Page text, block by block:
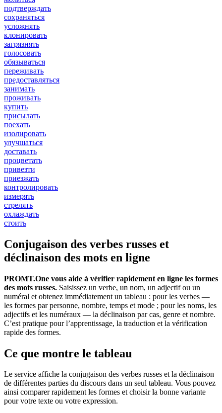
подтверждать
сохраняться
усложнять
клонировать
загрязнять
голосовать
обязываться
переживать
предоставляться
занимать
проживать
купить
присылать
поехать
изолировать
улучшаться
доставать
процветать
привезти
приезжать
контролировать
измерять
стрелять
охлаждать
стоить
Conjugaison des verbes russes et
déclinaison des mots en ligne
PROMT.One vous aide à vérifier rapidement en ligne les formes
des mots russes. Saisissez un verbe, un nom, un adjectif ou un
numéral et obtenez immédiatement un tableau : pour les verbes —
les formes par personne, nombre, temps et mode ; pour les noms, les
adjectifs et les numéraux — la déclinaison par cas, genre et nombre.
C’est pratique pour l’apprentissage, la traduction et la vérification
rapide des formes.
Ce que montre le tableau
Le service affiche la conjugaison des verbes russes et la déclinaison
de différentes parties du discours dans un seul tableau. Vous pouvez
ainsi comparer rapidement les formes et choisir la bonne variante
pour votre texte ou votre expression.